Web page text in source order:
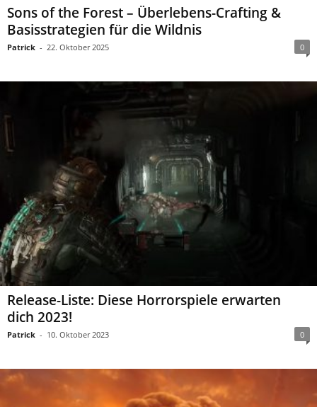
Sons of the Forest – Überlebens-Crafting &
Basisstrategien für die Wildnis
Patrick - 22. Oktober 2025 0
Release-Liste: Diese Horrorspiele erwarten
dich 2023!
Patrick - 10. Oktober 2023 0